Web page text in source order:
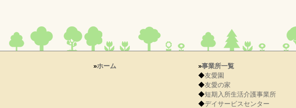
»ホーム »事業所一覧
◆友愛園
◆友愛の家
◆短期入所生活介護事業所
◆デイサービスセンター